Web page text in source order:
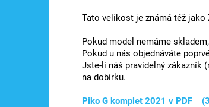
Tato velikost je známá též jako
Pokud model nemáme
Pokud u nás objednáváte
Jste-li náš pravidelný zákazník
na dobírku.
Piko G komplet 2021 v PDF